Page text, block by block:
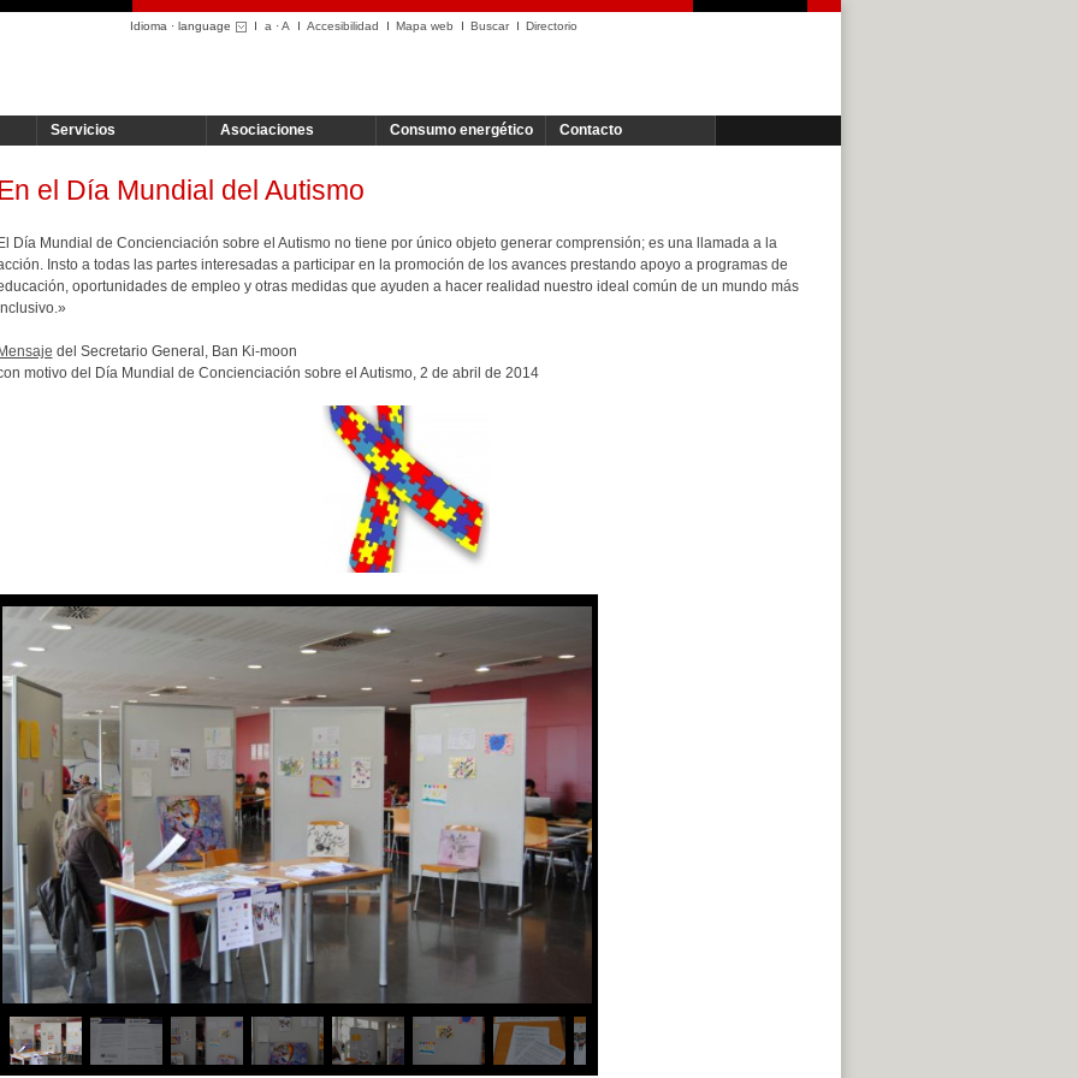
Idioma · language a ·A Accesibilidad Mapa web Buscar Directorio
Servicios Asociaciones Consumo energético Contacto
el Día Mundial del Autismo
El Día Mundial de Concienciación sobre el Autismo no tiene por único objeto generar comprensión; es una llamada a la
Insto a todas las partes interesadas a participar en la promoción de los avances prestando apoyo a programas de
oportunidades de empleo y otras medidas que ayuden a hacer realidad nuestro ideal común de un mundo más
Mensaje del Secretario General, Ban Ki-moon
motivo del Día Mundial de Concienciación sobre el Autismo, 2 de abril de 2014